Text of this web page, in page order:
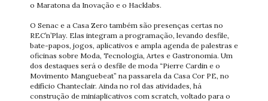
o Maratona da Inovação e o Hacklabs.
O Senac e a Casa Zero também são presenças certas no
REC’n’Play. Elas integram a programação, levando desfile,
bate-papos, jogos, aplicativos e ampla agenda de palestras e
oficinas sobre Moda, Tecnologia, Artes e Gastronomia. Um
dos destaques será o desfile de moda “Pierre Cardin e o
Movimento Manguebeat” na passarela da Casa Cor PE, no
edifício Chanteclair. Ainda no rol das atividades, há
construção de miniaplicativos com scratch, voltado para o